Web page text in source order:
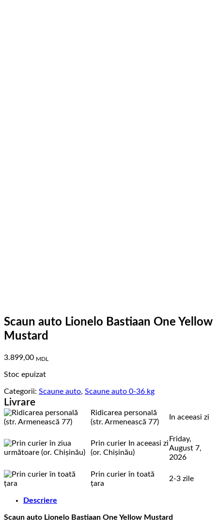
Scaun auto Lionelo Bastiaan One Yellow
Mustard
3.899,00 MDL
Stoc epuizat
Categorii: Scaune auto, Scaune auto 0-36 kg
Livrare
Ridicarea personală
(str. Armenească 77)
In aceeasi zi
Prin curier In aceeasi zi
(or. Chișinău)
Friday,
August 7,
2026
Prin curier în toată
țara
2-3 zile
Descriere
Scaun auto Lionelo Bastiaan One Yellow Mustard